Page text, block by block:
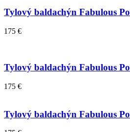
Tylový baldachýn Fabulous
175 €
Tylový baldachýn Fabulous
175 €
Tylový baldachýn Fabulous